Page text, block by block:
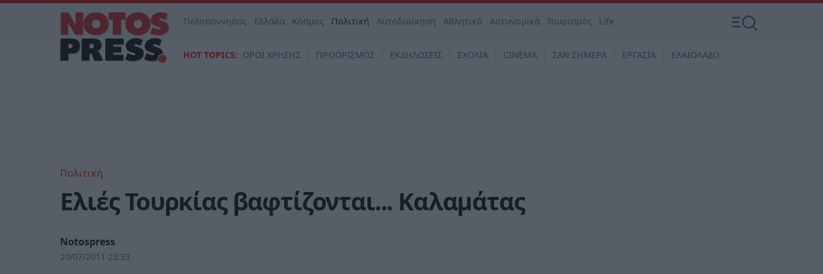
Πελοπόννησος Ελλάδα Κόσμος Πολιτική Αυτοδιοίκηση Αθλητικά Αστυνομικά Τουρισμός Life
HOT TOPICS: ΟΡΟΙ ΧΡΗΣΗΣ ΠΡΟΟΡΙΣΜΟΣ ΕΚΔΗΛΩΣΕΙΣ ΣΧΟΛΙΑ CINEMA ΣΑΝ ΣΗΜΕΡΑ ΕΡΓΑΣΙΑ ΕΛΑΙΟΛΑΔΟ
Πολιτική
Ελιές Τουρκίας βαφτίζονται... Καλαμάτας
Notospress
20/07/2011 23:33